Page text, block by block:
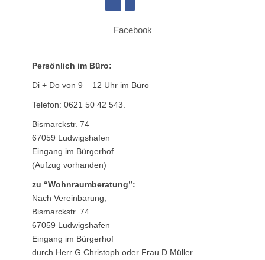
Facebook
Persönlich im Büro:
Di + Do von 9 – 12 Uhr im Büro
Telefon: 0621 50 42 543.
Bismarckstr. 74
67059 Ludwigshafen
Eingang im Bürgerhof
(Aufzug vorhanden)
zu “Wohnraumberatung”:
Nach Vereinbarung,
Bismarckstr. 74
67059 Ludwigshafen
Eingang im Bürgerhof
durch Herr G.Christoph oder Frau D.Müller